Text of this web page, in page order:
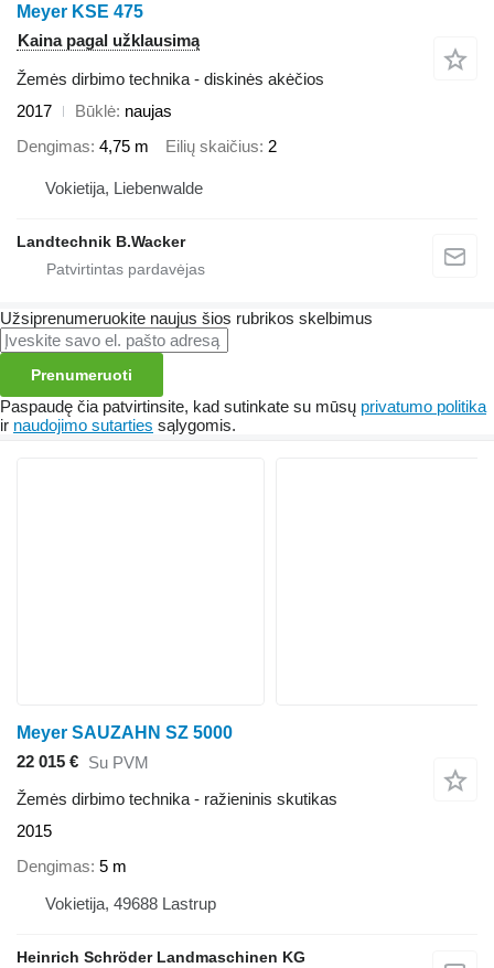
Meyer KSE 475
Kaina pagal užklausimą
Žemės dirbimo technika - diskinės akėčios
2017
Būklė naujas
Dengimas 4,75 m Eilių skaičius 2
Vokietija, Liebenwalde
Landtechnik B.Wacker
Užsiprenumeruokite naujus šios rubrikos skelbimus
Prenumeruoti
Paspaudę čia patvirtinsite, kad sutinkate su mūsų privatumo politika
ir naudojimo sutarties sąlygomis.
Meyer SAUZAHN SZ 5000
22 015 € Su PVM
Žemės dirbimo technika - ražieninis skutikas
2015
Dengimas 5 m
Vokietija, 49688 Lastrup
Heinrich Schröder Landmaschinen KG